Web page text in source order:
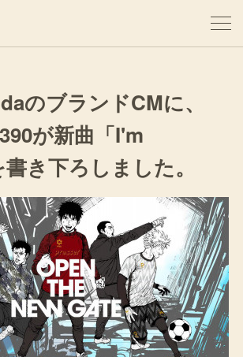
のブランドCMに、
が新曲「I'm
き下ろしました。